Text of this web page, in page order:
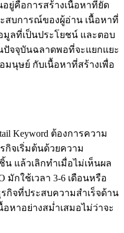
ยู่คือการสร้างเนื้อหาที่ยัด
ะสบการณ์ของผู้อ่าน เนื้อหาที่
ลที่เป็นประโยชน์ และตอบ
ปัจจุบันฉลาดพอที่จะแยกแยะ
มนุษย์ กับเนื้อหาที่สร้างเพื่อ
Keyword ต้องการความ
กิจเริ่มต้นด้วยความ
น แล้วเลิกทำเมื่อไม่เห็นผล
มักใช้เวลา 3-6 เดือนหรือ
กิจที่ประสบความสำเร็จด้าน
อหาอย่างสม่ำเสมอไม่ว่าจะ